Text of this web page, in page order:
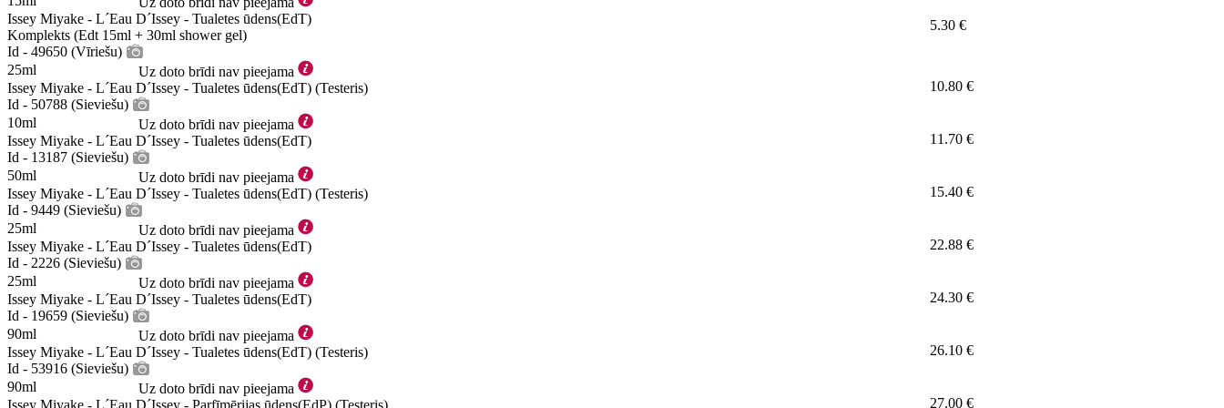
Issey Miyake - L´Eau D´Issey - Tualetes ūdens(EdT)
Komplekts (Edt 15ml + 30ml shower gel)
Id - 49650 (Vīriešu)
5.30 €
25ml
Uz doto brīdi nav pieejama
Issey Miyake - L´Eau D´Issey - Tualetes ūdens(EdT) (Testeris)
Id - 50788 (Sieviešu)
10.80 €
10ml
Uz doto brīdi nav pieejama
Issey Miyake - L´Eau D´Issey - Tualetes ūdens(EdT)
Id - 13187 (Sieviešu)
11.70 €
50ml
Uz doto brīdi nav pieejama
Issey Miyake - L´Eau D´Issey - Tualetes ūdens(EdT) (Testeris)
Id - 9449 (Sieviešu)
15.40 €
25ml
Uz doto brīdi nav pieejama
Issey Miyake - L´Eau D´Issey - Tualetes ūdens(EdT)
Id - 2226 (Sieviešu)
22.88 €
25ml
Uz doto brīdi nav pieejama
Issey Miyake - L´Eau D´Issey - Tualetes ūdens(EdT)
Id - 19659 (Sieviešu)
24.30 €
90ml
Uz doto brīdi nav pieejama
Issey Miyake - L´Eau D´Issey - Tualetes ūdens(EdT) (Testeris)
Id - 53916 (Sieviešu)
26.10 €
90ml
Uz doto brīdi nav pieejama
Issey Miyake - L´Eau D´Issey - Parfīmērijas ūdens(EdP) (Testeris)
27.00 €